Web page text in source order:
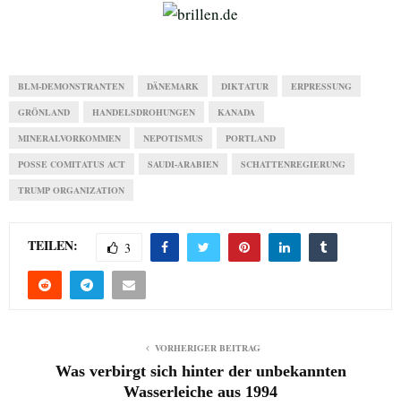
BLM-DEMONSTRANTEN DÄNEMARK DIKTATUR ERPRESSUNG
GRÖNLAND HANDELSDROHUNGEN KANADA
MINERALVORKOMMEN NEPOTISMUS PORTLAND
POSSE COMITATUS ACT SAUDI-ARABIEN SCHATTENREGIERUNG
TRUMP ORGANIZATION
TEILEN: 3
VORHERIGER BEITRAG
Was verbirgt sich hinter der unbekannten
Wasserleiche aus 1994